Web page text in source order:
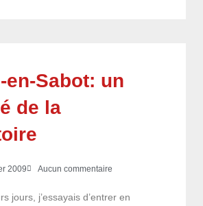
en-Sabot: un
de la
2009 Aucun commentaire
jours, j’essayais d’entrer en